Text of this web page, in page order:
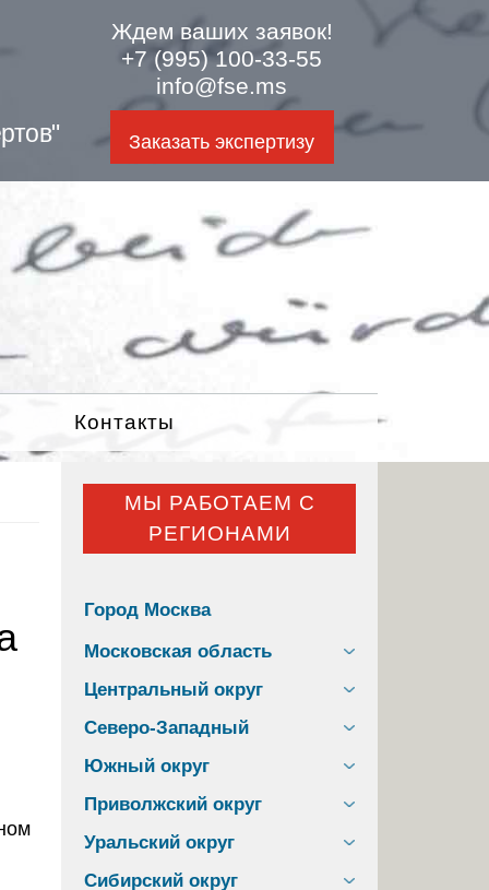
Ждем ваших заявок!
+7 (995) 100-33-55
info@fse.ms
Заказать экспертизу
Контакты
МЫ РАБОТАЕМ С
РЕГИОНАМИ
Город Москва
Московская область
Центральный округ
Северо-Западный
Южный округ
Приволжский округ
Уральский округ
Сибирский округ